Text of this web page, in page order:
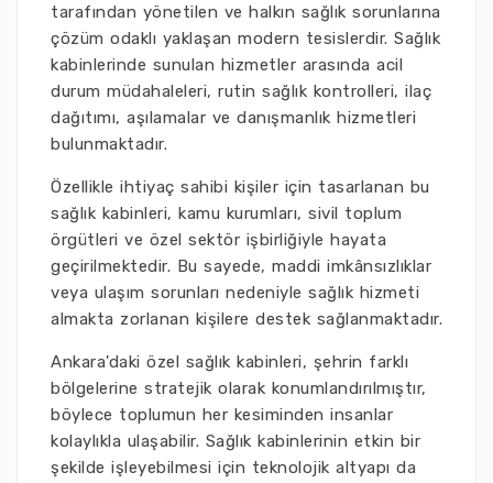
tarafından yönetilen ve halkın sağlık sorunlarına
çözüm odaklı yaklaşan modern tesislerdir. Sağlık
kabinlerinde sunulan hizmetler arasında acil
durum müdahaleleri, rutin sağlık kontrolleri, ilaç
dağıtımı, aşılamalar ve danışmanlık hizmetleri
bulunmaktadır.
Özellikle ihtiyaç sahibi kişiler için tasarlanan bu
sağlık kabinleri, kamu kurumları, sivil toplum
örgütleri ve özel sektör işbirliğiyle hayata
geçirilmektedir. Bu sayede, maddi imkânsızlıklar
veya ulaşım sorunları nedeniyle sağlık hizmeti
almakta zorlanan kişilere destek sağlanmaktadır.
Ankara'daki özel sağlık kabinleri, şehrin farklı
bölgelerine stratejik olarak konumlandırılmıştır,
böylece toplumun her kesiminden insanlar
kolaylıkla ulaşabilir. Sağlık kabinlerinin etkin bir
şekilde işleyebilmesi için teknolojik altyapı da